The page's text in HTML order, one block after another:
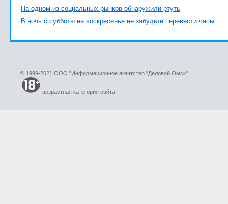
На одном из социальных рынков обнаружили ртуть
В ночь с субботы на воскресенье не забудьте перевести часы
© 1999-2021 ООО "Информационное агентство "Деловой Омск"
возрастная категория сайта